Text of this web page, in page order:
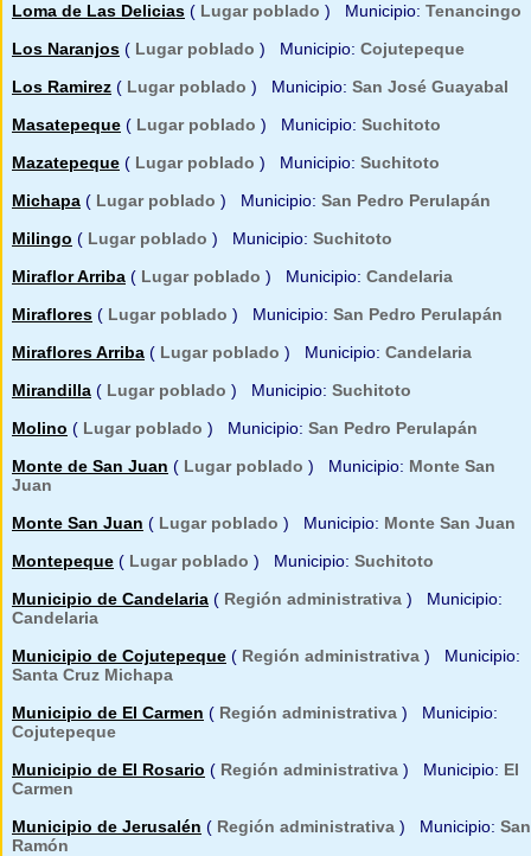
Loma de Las Delicias ( Lugar poblado ) Municipio: Tenancingo
Los Naranjos ( Lugar poblado ) Municipio: Cojutepeque
Los Ramirez ( Lugar poblado ) Municipio: San José Guayabal
Masatepeque ( Lugar poblado ) Municipio: Suchitoto
Mazatepeque ( Lugar poblado ) Municipio: Suchitoto
Michapa ( Lugar poblado ) Municipio: San Pedro Perulapán
Milingo ( Lugar poblado ) Municipio: Suchitoto
Miraflor Arriba ( Lugar poblado ) Municipio: Candelaria
Miraflores ( Lugar poblado ) Municipio: San Pedro Perulapán
Miraflores Arriba ( Lugar poblado ) Municipio: Candelaria
Mirandilla ( Lugar poblado ) Municipio: Suchitoto
Molino ( Lugar poblado ) Municipio: San Pedro Perulapán
Monte de San Juan ( Lugar poblado ) Municipio: Monte San
Juan
Monte San Juan ( Lugar poblado ) Municipio: Monte San Juan
Montepeque ( Lugar poblado ) Municipio: Suchitoto
Municipio de Candelaria ( Región administrativa ) Municipio:
Candelaria
Municipio de Cojutepeque ( Región administrativa ) Municipio:
Santa Cruz Michapa
Municipio de El Carmen ( Región administrativa ) Municipio:
Cojutepeque
Municipio de El Rosario ( Región administrativa ) Municipio: El
Carmen
Municipio de Jerusalén ( Región administrativa ) Municipio: San
Ramón